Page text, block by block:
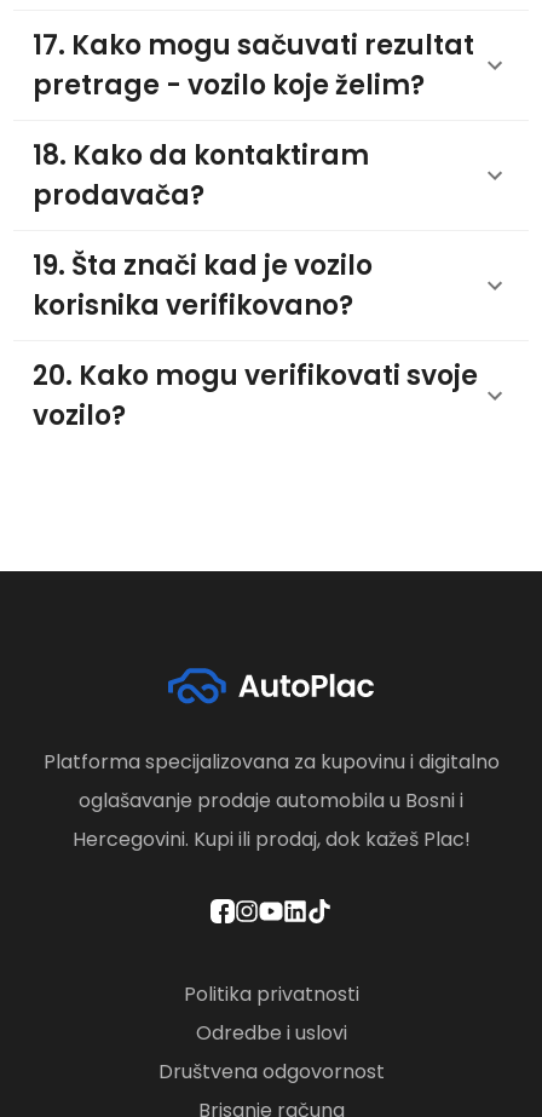
17. Kako mogu sačuvati rezultat
pretrage - vozilo koje želim?
18. Kako da kontaktiram
prodavača?
19. Šta znači kad je vozilo
korisnika verifikovano?
20. Kako mogu verifikovati svoje
vozilo?
Platforma specijalizovana za kupovinu i digitalno
oglašavanje prodaje automobila u Bosni i
Hercegovini. Kupi ili prodaj, dok kažeš Plac!
Politika privatnosti
Odredbe i uslovi
Društvena odgovornost
Brisanje računa